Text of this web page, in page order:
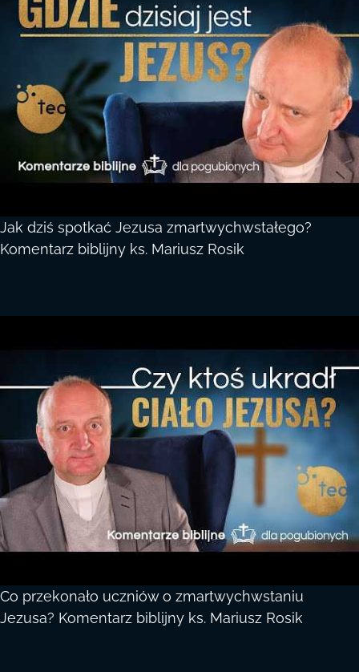
Jak dziś spotkać Jezusa zmartwychwstałego?
Komentarz biblijny ks. Mariusz Rosik
Co przekonało uczniów o zmartwychwstaniu
Jezusa? Komentarz biblijny ks. Mariusz Rosik